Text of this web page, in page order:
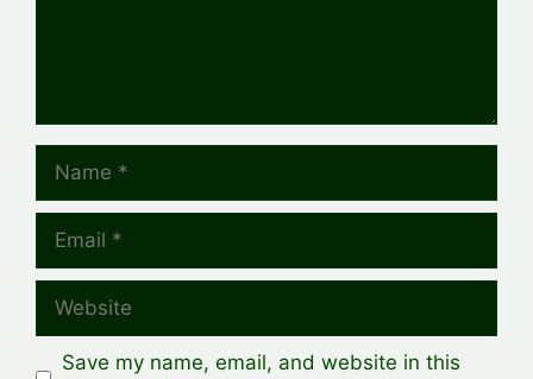
Name
Email
Website
Save my name, email, and website in this